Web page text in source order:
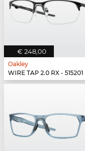
€ 248,00
Oakley
WIRE TAP 2.0 RX - 515201